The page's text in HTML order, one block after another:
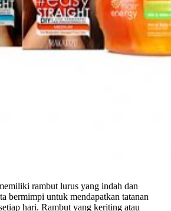
rambut lurus yang indah dan
bermimpi untuk mendapatkan tatanan
hari. Rambut yang keriting atau